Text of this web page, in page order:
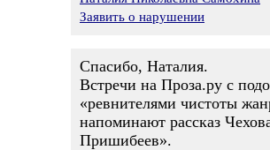
Заявить о нарушении
Спасибо, Наталия.
Встречи на Проза.ру с
«ревнителями чистоты
напоминают рассказ
Пришибеев».